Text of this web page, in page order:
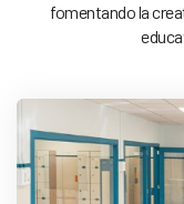
fomentando la